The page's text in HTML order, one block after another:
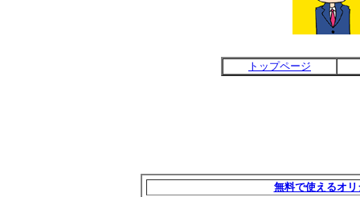
トップページ
無料で使えるオ